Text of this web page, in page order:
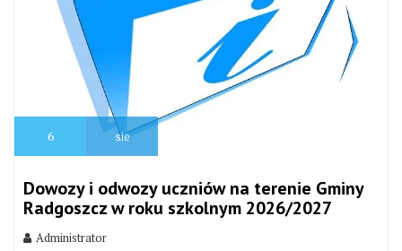
6 sie
Dowozy i odwozy uczniów na terenie Gminy
Radgoszcz w roku szkolnym 2026/2027
Administrator